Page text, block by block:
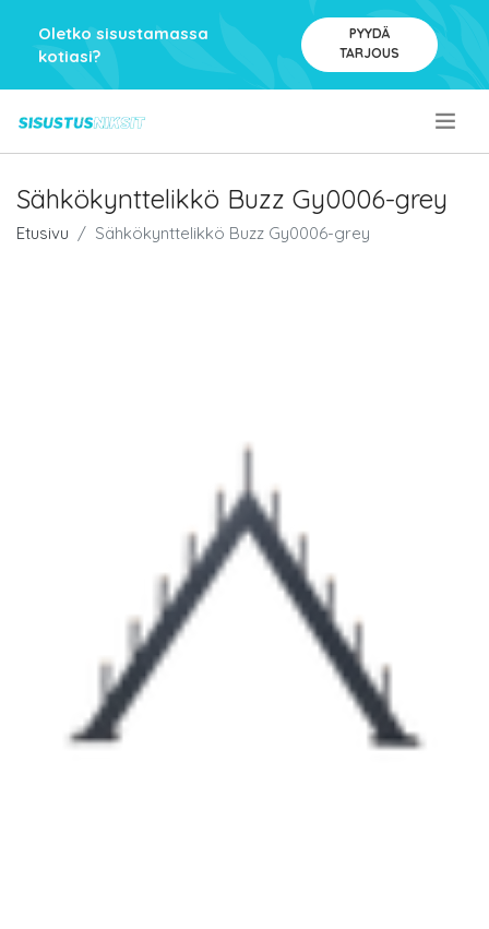
Oletko sisustamassa
kotiasi?
PYYDÄ
TARJOUS
Sähkökynttelikkö Buzz Gy0006-grey
Etusivu Sähkökynttelikkö Buzz Gy0006-grey